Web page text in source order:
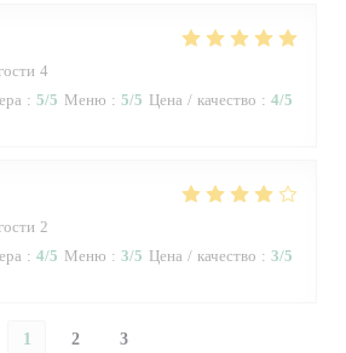
4
: 5/5 Меню : 5/5 Цена / качество : 4/5
2
: 4/5 Меню : 3/5 Цена / качество : 3/5
1 2 3